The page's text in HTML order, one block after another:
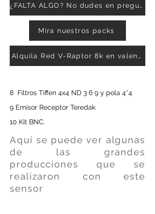
¿FALTA ALGO? No dudes en preguntar.
Mira nuestros packs
Alquila Red V-Raptor 8k en valencia
8 Filtros Tiffen 4x4 ND 3 6 9 y pola 4*4
9 Emisor Receptor Teredak
10 Kit BNC.
Aquí se puede ver algunas
de las grandes
producciones que se
realizaron con este
sensor